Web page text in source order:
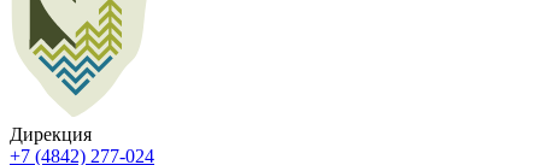
Дирекция
+7 (4842) 277-024